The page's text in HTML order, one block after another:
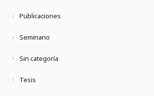
Publicaciones
Seminario
Sin categoría
Tesis